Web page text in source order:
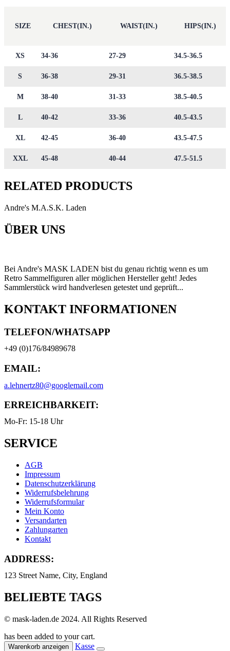
SIZE CHEST(IN.) WAIST(IN.) HIPS(IN.)
XS 34-36 27-29 34.5-36.5
S 36-38 29-31 36.5-38.5
M 38-40 31-33 38.5-40.5
L 40-42 33-36 40.5-43.5
XL 42-45 36-40 43.5-47.5
XXL 45-48 40-44 47.5-51.5
RELATED PRODUCTS
Andre's M.A.S.K. Laden
ÜBER UNS
Bei Andre's MASK LADEN bist du genau richtig wenn es um
Retro Sammelfiguren aller möglichen Hersteller geht! Jedes
Sammlerstück wird handverlesen getestet und geprüft...
KONTAKT INFORMATIONEN
TELEFON/WHATSAPP
+49 (0)176/84989678
EMAIL:
a.lehnertz80@googlemail.com
ERREICHBARKEIT:
Mo-Fr: 15-18 Uhr
SERVICE
AGB
Impressum
Datenschutzerklärung
Widerrufsbelehrung
Widerrufsformular
Mein Konto
Versandarten
Zahlungarten
Kontakt
ADDRESS:
123 Street Name, City, England
BELIEBTE TAGS
© mask-laden.de 2024. All Rights Reserved
has been added to your cart.
Warenkorb anzeigen Kasse